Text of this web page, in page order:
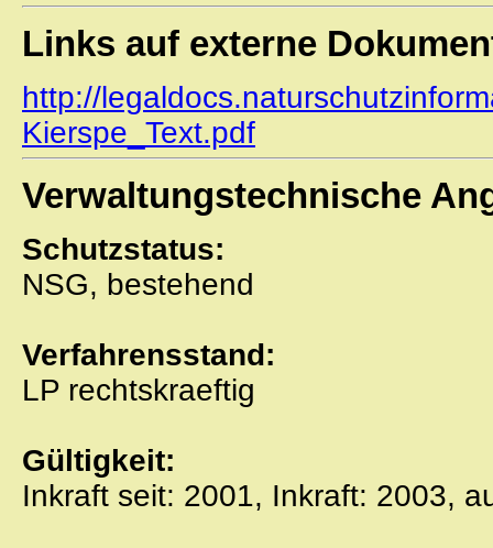
Links auf externe
http://
Kierspe_Text.pdf
Verwaltungstechnische
Schutzstatus:
NSG, bestehend
Verfahrensstand:
LP rechtskraeftig
Gültigkeit:
Inkraft seit: 2001, Inkraft: 2003,